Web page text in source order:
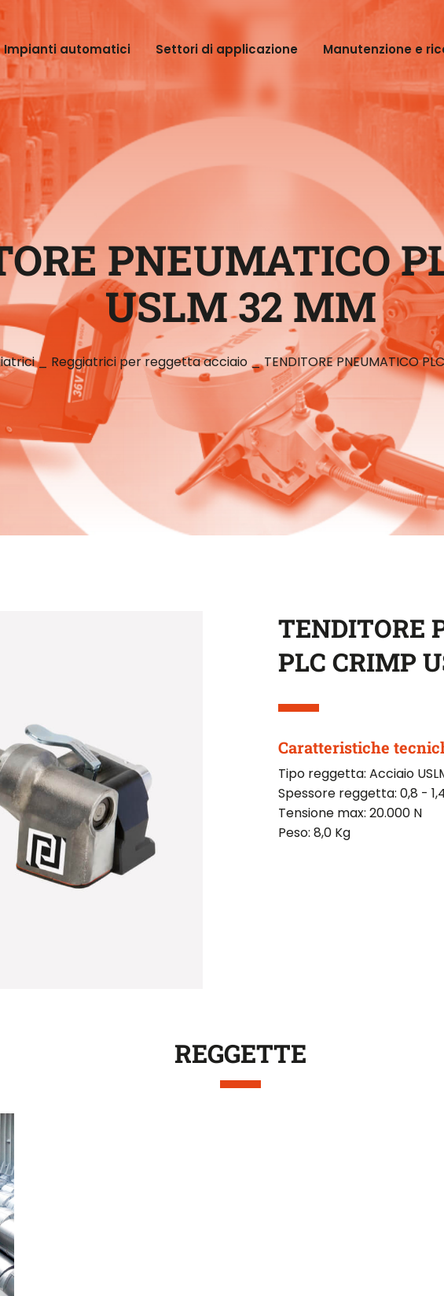
Impianti automatici Settori di applicazione Manutenzione e
PNEUMATICO
USLM 32 MM
_ Reggiatrici per reggetta acciaio_TENDITORE PNEUMATICO
TENDITORE
PLC CRIMP
Caratteristiche
Tipo reggetta: Acciaio
Spessore reggetta: 0,8 -
Tensione max: 20.000 N
Peso: 8,0 Kg
REGGETTE